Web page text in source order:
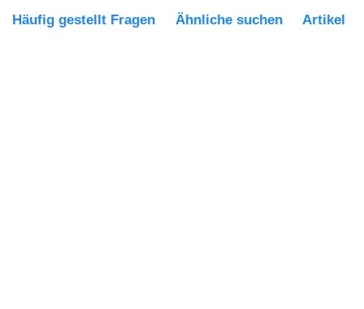
Häufig gestellt Fragen Ähnliche suchen Artikel